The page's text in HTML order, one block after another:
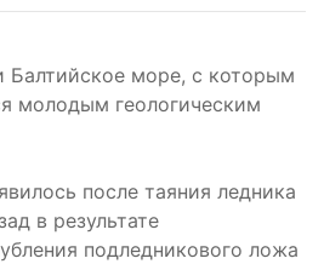
Балтийское море, с которым
молодым геологическим
после таяния ледника
в результате
подледникового ложа